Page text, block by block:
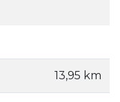
13,95 km